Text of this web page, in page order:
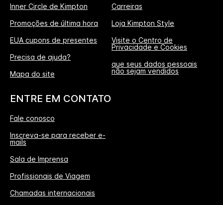
Inner Circle de Kimpton
Promoções de última hora
EUA cupons de presentes
Precisa de ajuda?
Mapa do site
Carreiras
Loja Kimpton Style
Visite o Centro de
Privacidade e Cookies
que seus dados pessoais
não sejam vendidos
ENTRE EM CONTATO
Fale conosco
Inscreva-se para receber e-
mails
Sala de Imprensa
Profissionais de Viagem
Chamadas internacionais